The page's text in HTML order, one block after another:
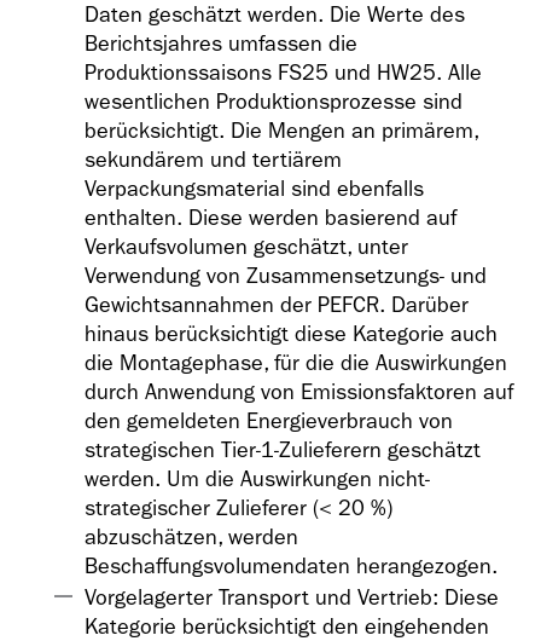
Daten geschätzt werden. Die Werte des
Berichtsjahres umfassen die
Produktionssaisons FS25 und HW25. Alle
wesentlichen Produktionsprozesse sind
berücksichtigt. Die Mengen an primärem,
sekundärem und tertiärem
Verpackungsmaterial sind ebenfalls
enthalten. Diese werden basierend auf
Verkaufsvolumen geschätzt, unter
Verwendung von Zusammensetzungs- und
Gewichtsannahmen der PEFCR. Darüber
hinaus berücksichtigt diese Kategorie auch
die Montagephase, für die die Auswirkungen
durch Anwendung von Emissionsfaktoren auf
den gemeldeten Energieverbrauch von
strategischen Tier-1-Zulieferern geschätzt
werden. Um die Auswirkungen nicht-
strategischer Zulieferer (< 20 %)
abzuschätzen, werden
Beschaffungsvolumendaten herangezogen.
Vorgelagerter Transport und Vertrieb: Diese
Kategorie berücksichtigt den eingehenden